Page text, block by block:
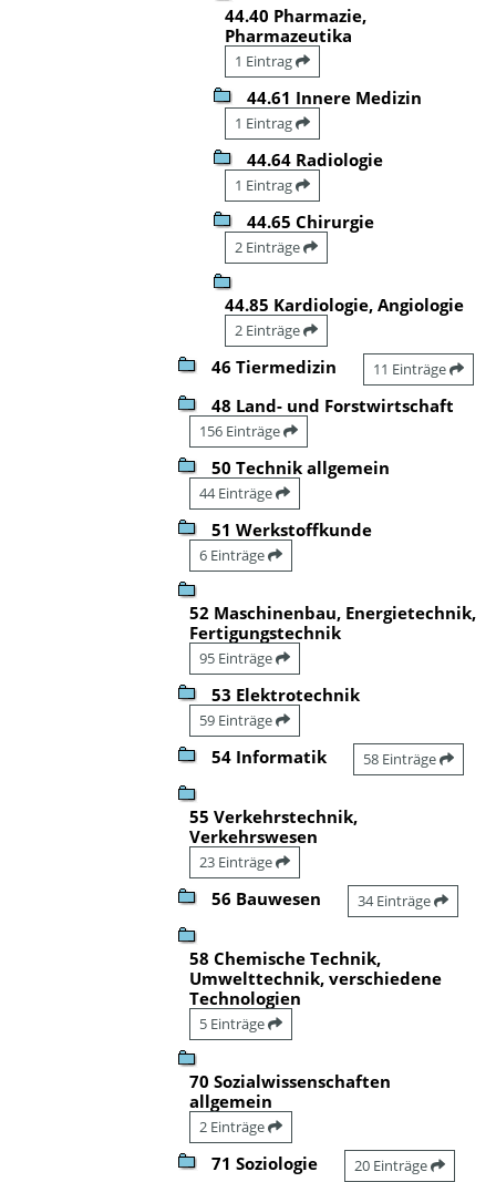
44.40 Pharmazie,
Pharmazeutika
1 Eintrag
44.61 Innere Medizin
1 Eintrag
44.64 Radiologie
1 Eintrag
44.65 Chirurgie
2 Einträge
44.85 Kardiologie, Angiologie
2 Einträge
46 Tiermedizin 11 Einträge
48 Land- und Forstwirtschaft
156 Einträge
50 Technik allgemein
44 Einträge
51 Werkstoffkunde
6 Einträge
52 Maschinenbau, Energietechnik,
Fertigungstechnik
95 Einträge
53 Elektrotechnik
59 Einträge
54 Informatik 58 Einträge
55 Verkehrstechnik,
Verkehrswesen
23 Einträge
56 Bauwesen 34 Einträge
58 Chemische Technik,
Umwelttechnik, verschiedene
Technologien
5 Einträge
70 Sozialwissenschaften
allgemein
2 Einträge
71 Soziologie 20 Einträge